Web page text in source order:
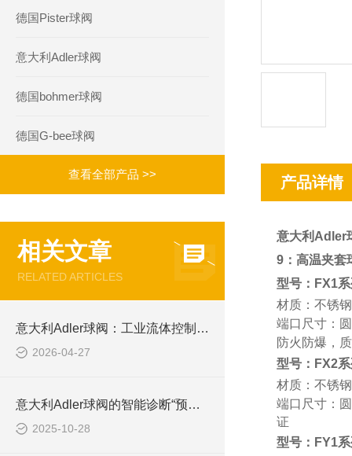
德国Pister球阀
意大利Adler球阀
德国bohmer球阀
德国G-bee球阀
查看全部产品 >>
相关文章
RELATED ARTICLES
意大利Adler球阀：工业流体控制的精密艺术
2026-04-27
意大利Adler球阀的智能诊断“预测性维护”
2025-10-28
产品详情
意大利Adler
9：高温夹套
型号：FX1
材质：不锈
端口尺寸：
防火防爆，
型号：FX2
材质：不锈
端口尺寸：
证
型号：FY1